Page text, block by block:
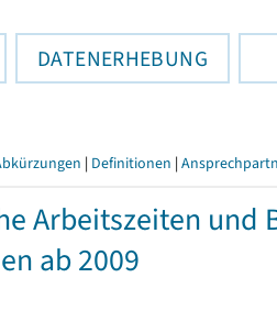
DATENERHEBUNG
| Definitionen |
Arbeitszeiten
ab 2009